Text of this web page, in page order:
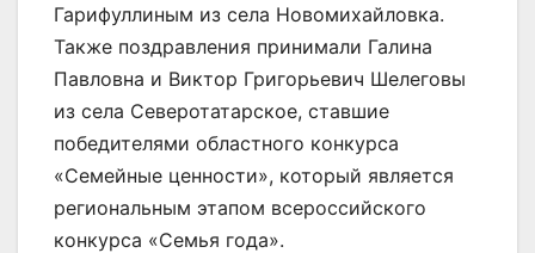
Гарифуллиным из села Новомихайловка.
Также поздравления принимали Галина
Павловна и Виктор Григорьевич Шелеговы
из села Северотатарское, ставшие
победителями областного конкурса
«Семейные ценности», который является
региональным этапом всероссийского
конкурса «Семья года».